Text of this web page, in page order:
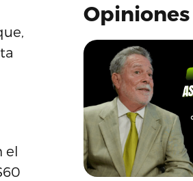
el
Opiniones